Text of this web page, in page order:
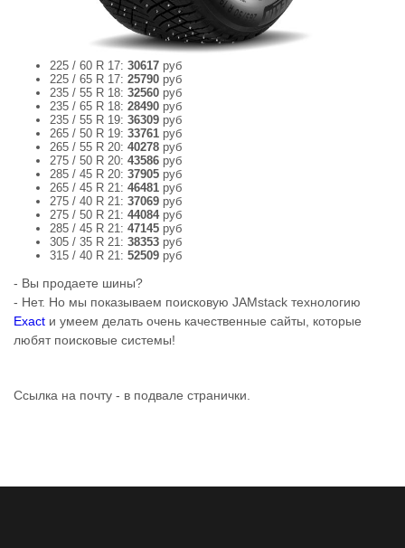
225 / 60 R 17: 30617 руб
225 / 65 R 17: 25790 руб
235 / 55 R 18: 32560 руб
235 / 65 R 18: 28490 руб
235 / 55 R 19: 36309 руб
265 / 50 R 19: 33761 руб
265 / 55 R 20: 40278 руб
275 / 50 R 20: 43586 руб
285 / 45 R 20: 37905 руб
265 / 45 R 21: 46481 руб
275 / 40 R 21: 37069 руб
275 / 50 R 21: 44084руб
285 / 45 R 21: 47145 руб
305 / 35 R 21: 38353 руб
315 / 40 R 21: 52509 руб
- Вы продаете шины?
- Нет. Но мы показываем поисковую JAMstack технологию
Exact и умеем делать очень качественные сайты, которые
любят поисковые системы!
Ссылка на почту - в подвале странички.